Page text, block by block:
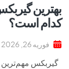
بهترین
کدام است؟
فوریه 26, 2026
گیربکس مهم‌ترین